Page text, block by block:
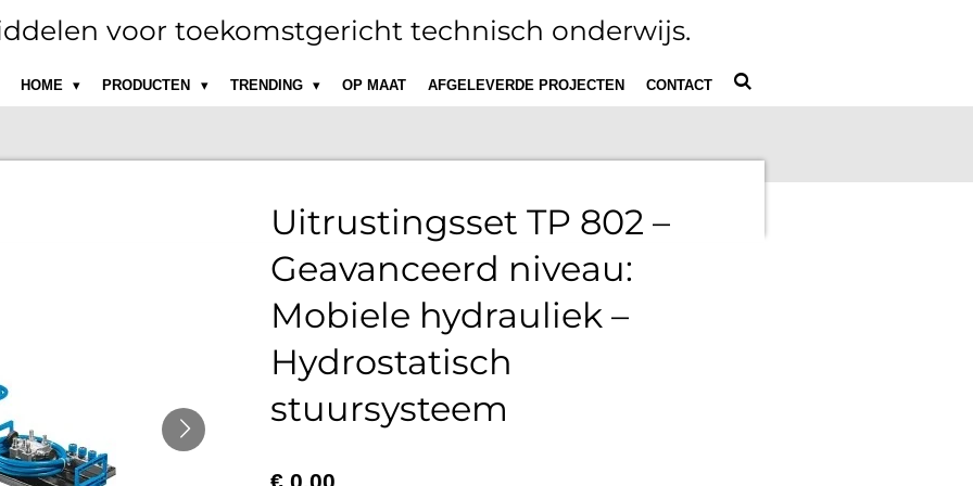
voor toekomstgericht technisch onderwijs.
HOME PRODUCTEN TRENDING OP MAAT AFGELEVERDE PROJECTEN CONTACT
Uitrustingsset TP 802 –
Geavanceerd niveau:
Mobiele hydrauliek –
Hydrostatisch
stuursysteem